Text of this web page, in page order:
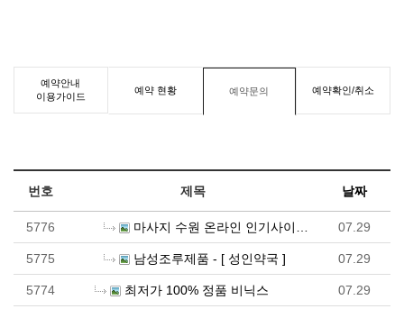
예약안내
이용가이드
예약 현황 예약문의 예약확인/취소
번호 제목 날짜
5776 마사지 수원 온라인 인기사이트 BEST 정보 공개 07.29
5775 남성조루제품 - [ 성인약국 ] 07.29
5774 최저가 100% 정품 비닉스 07.29